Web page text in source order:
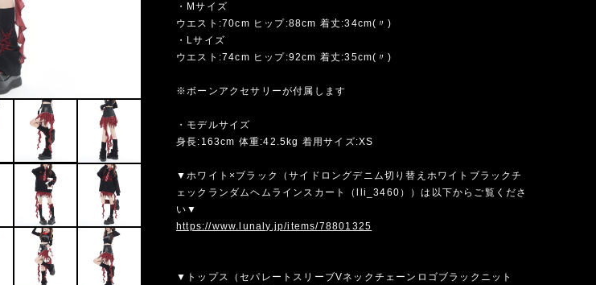
・Mサイズ
ウエスト:70cm ヒップ:88cm 着丈:34cm(〃)
・Lサイズ
ウエスト:74cm ヒップ:92cm 着丈:35cm(〃)
※ボーンアクセサリーが付属します
・モデルサイズ
身長:163cm 体重:42.5kg 着用サイズ:XS
▼ホワイト×ブラック（サイドロングデニム切り替えホワイトブラックチ
ェックランダムヘムラインスカート（lli_3460））は以下からご覧くださ
い▼
https://www.lunaly.jp/items/78801325
▼トップス（セパレートスリーブVネックチェーンロゴブラックニット